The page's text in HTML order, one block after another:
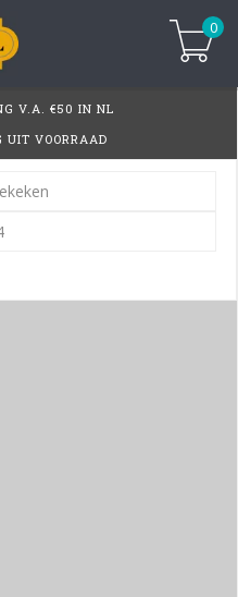
0
V.A. €50 IN NL
UIT VOORRAAD